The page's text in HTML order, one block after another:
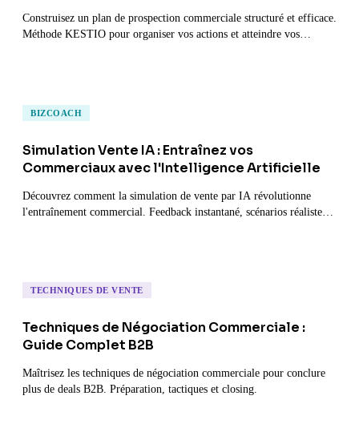
Construisez un plan de prospection commerciale structuré et efficace.
Méthode KESTIO pour organiser vos actions et atteindre vos
BIZCOACH
Simulation Vente IA : Entraînez vos
Commerciaux avec l'Intelligence Artificielle
Découvrez comment la simulation de vente par IA révolutionne
l'entraînement commercial. Feedback instantané, scénarios réalistes
TECHNIQUES DE VENTE
Techniques de Négociation Commerciale :
Guide Complet B2B
Maîtrisez les techniques de négociation commerciale pour conclure
plus de deals B2B. Préparation, tactiques et closing.